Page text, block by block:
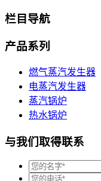
栏目导航
产品系列
燃气蒸汽发生器
电蒸汽发生器
蒸汽锅炉
热水锅炉
与我们取得联系